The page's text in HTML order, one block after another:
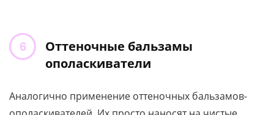
Оттеночные бальзамы
ополаскиватели
Аналогично применение оттеночных бальзамов-